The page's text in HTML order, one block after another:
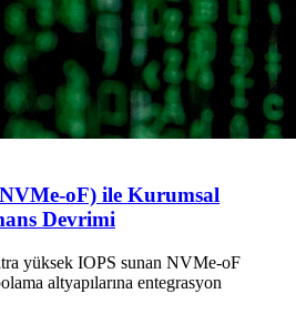
oF) ile Kurumsal
Devrimi
yüksek IOPS sunan NVMe-oF
altyapılarına entegrasyon